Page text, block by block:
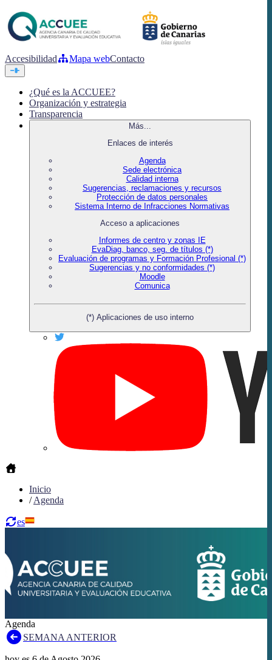
Accesibilidad Mapa webContacto
¿Qué es la ACCUEE?
Organización y estrategia
Transparencia
Más...
Enlaces de interés
Agenda
Sede electrónica
Calidad interna
Sugerencias, reclamaciones y recursos
Protección de datos personales
Sistema Interno de Infracciones Normativas
Acceso a aplicaciones
Informes de centro y zonas IE
EvaDiag, banco, seg. de títulos (*)
Evaluación de programas y Formación Profesional (*)
Sugerencias y no conformidades (*)
Moodle
Comunica
(*) Aplicaciones de uso interno
Inicio
/Agenda
es
Agenda
SEMANA ANTERIOR